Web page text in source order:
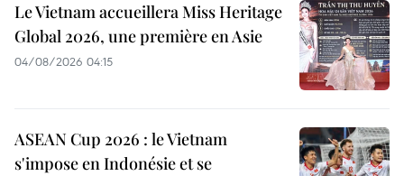
Le Vietnam accueillera Miss Heritage
Global 2026, une première en Asie
04/08/2026 04:15
ASEAN Cup 2026 : le Vietnam
s'impose en Indonésie et se